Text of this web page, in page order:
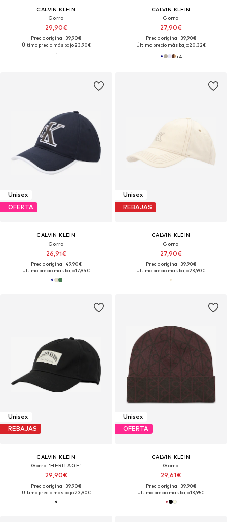
CALVIN KLEIN
Gorra
29,90€
Precio original: 39,90€
Último precio más bajo:23,90€
CALVIN KLEIN
Gorra
27,90€
Precio original: 39,90€
Último precio más bajo:20,32€
+4
Unisex
OFERTA
CALVIN KLEIN
Gorra
26,91€
Precio original: 49,90€
Último precio más bajo:17,94€
Unisex
REBAJAS
CALVIN KLEIN
Gorra
27,90€
Precio original: 39,90€
Último precio más bajo:23,90€
Unisex
REBAJAS
CALVIN KLEIN
Gorra 'HERITAGE'
29,90€
Precio original: 39,90€
Último precio más bajo:23,90€
Unisex
OFERTA
CALVIN KLEIN
Gorra
29,61€
Precio original: 39,90€
Último precio más bajo:13,95€